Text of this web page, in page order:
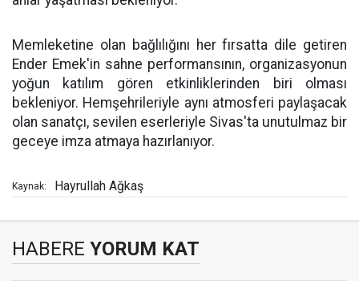
Memleketine olan bağlılığını her fırsatta dile getiren
Ender Emek'in sahne performansının, organizasyonun
yoğun katılım gören etkinliklerinden biri olması
bekleniyor. Hemşehrileriyle aynı atmosferi paylaşacak
olan sanatçı, sevilen eserleriyle Sivas'ta unutulmaz bir
geceye imza atmaya hazırlanıyor.
Kaynak: Hayrullah Ağkaş
HABERE YORUM KAT